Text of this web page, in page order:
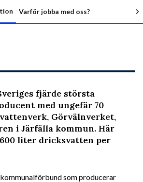
Varför jobba med oss?
fjärde största
med ungefär 70
Görvälnverket,
i Järfälla kommun. Här
liter dricksvatten per
som producerar